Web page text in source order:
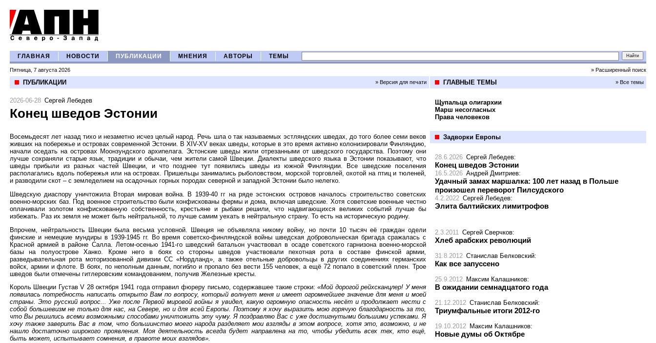
ГЛАВНАЯ НОВОСТИ ПУБЛИКАЦИИ МНЕНИЯ АВТОРЫ ТЕМЫ
Пятница, 7 августа 2026 » Расширенный поиск
ПУБЛИКАЦИИ » Версия для печати
2026-06-28 Сергей Лебедев
Конец шведов Эстонии
Восемьдесят лет назад тихо и незаметно исчез целый народ. Речь шла о так называемых эстляндских шведах, до того более семи веков
живших на побережье и островах современной Эстонии. В XIV-XV веках шведы, которые в это время активно колонизировали Финляндию,
начали оседать на островах Моонзундского архипелага. Эстонские шведы жили отрезанными от шведского государства. Поэтому они
лучше сохраняли старые язык, традиции и обычаи, чем жители самой Швеции. Диалекты шведского языка в Эстонии показывают, что
шведы прибыли из разных частей Швеции, и что позднее тут появились шведы из южной Финляндии. Все шведские поселения
располагались вдоль побережья или на островах. Пришельцы занимались рыболовством, морской торговлей, охотой на птиц и тюленей,
и разводили скот – с земледелием на осадочных горных породах северной и западной Эстонии было нелегко.
Шведскую диаспору уничтожила Вторая мировая война. В 1939-40 гг на ряде эстонских островов началось строительство советских
военно-морских баз. Под военное строительство были конфискованы фермы и дома, включая шведские. Хотя советские военные честно
оплачивали золотом конфискованную собственность, крестьяне и рыбаки решили, что надвигающихся великих событий лучше бы
избежать. Раз их земля не может быть нейтральной, то лучше самим уехать в нейтральную страну. То есть на историческую родину.
Впрочем, нейтральность Швеции была весьма условной. Швеция не объявляла никому войну, но почти 10 тысяч её граждан одели
финские и немецкие мундиры в 1939-1945 гг. Во время советско-финляндской войны шведская добровольческая бригада сражалась с
Красной армией в районе Салла. Летом-осенью 1941-го шведский батальон участвовал в осаде советского гарнизона военно-морской
базы на полуострове Ханко. Кроме него в боях со стороны шведов участвовали пехотная рота в составе финской армии,
разведывательная рота моторизованной дивизии СС «Нордланд», а также отельные добровольцы в других соединениях германских
войск, армии и флоте. В боях, по неполным данным, погибло и пропало без вести 155 человек, а ещё 72 попало в советский плен. Трое
шведов были отмечены гитлеровским командованием, получив Железные кресты.
Король Швеции Густав V 28 октября 1941 года отправил фюреру письмо, содержавшее такие строки:«Мой дорогой рейхсканцлер! У меня
появилась потребность написать открыто Вам по вопросу, который волнует меня и имеет огромнейшее значение для меня и моей
страны. Это русский вопрос... Уже после Первой мировой войны я увидел, какую огромную опасность несёт и продолжает нести с
собой большевизм не только для нас, на Севере, но и для всей Европы. Поэтому я хочу выразить мою горячую благодарность за то,
что Вы решились всеми возможными способами уничтожить эту чуму. Я поздравляю Вас с уже достигнутыми большими успехами. Я
хочу также заверить Вас в том, что большинство моего народа разделяет мои взгляды в этом вопросе, хотя это, возможно, и не
нашло достаточно широкого проявления. Моя деятельность всегда будет направлена на то, чтобы убедить всех тех, кто ещё,
быть может, испытывает сомнения, в правоте моих взглядов».
ГЛАВНЫЕ ТЕМЫ » Все темы
Щупальца олигархии
Марш несогласных
Права человеков
Задворки Европы
28.6.2026 Сергей Лебедев:
Конец шведов Эстонии
16.5.2026 Андрей Дмитриев:
Удачный замах маршалка: 100 лет назад в Польше
произошел переворот Пилсудского
4.2.2022 Сергей Лебедев:
Элита балтийских лимитрофов
2.3.2011 Сергей Сверчков:
Хлеб арабских революций
31.8.2012 Станислав Белковский:
Как все запуссено
25.9.2012 Максим Калашников:
В ожидании семнадцатого года
21.12.2012 Станислав Белковский:
Триумфальные итоги 2012-го
19.10.2012 Максим Калашников:
Новые думы об Октябре